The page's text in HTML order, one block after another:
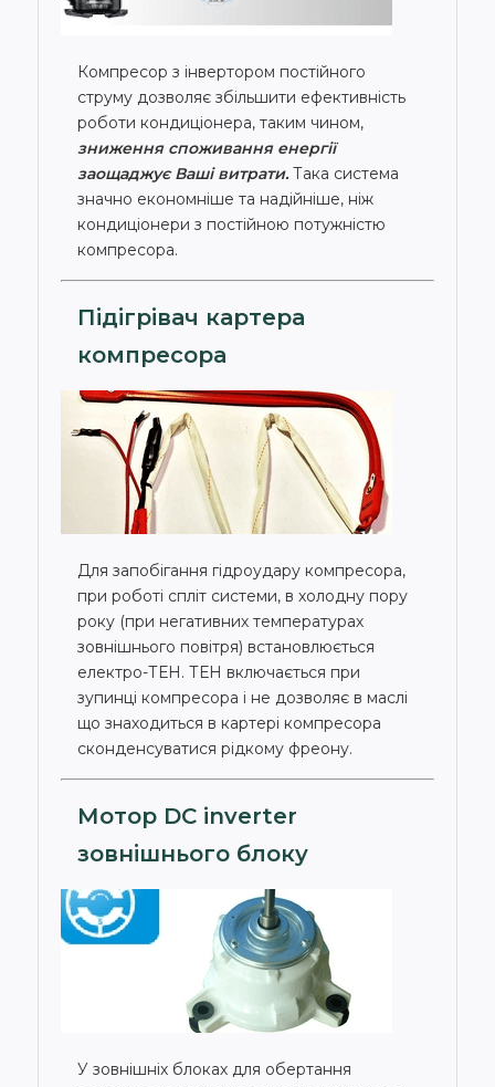
Компресор з інвертором постійного
струму дозволяє збільшити ефективність
роботи кондиціонера, таким чином,
зниження споживання енергії
заощаджує Ваші витрати.Така система
значно економніше та надійніше, ніж
кондиціонери з постійною потужністю
компресора.
Підігрівач картера
компресора
Для запобігання гідроудару компресора,
при роботі спліт системи, в холодну пору
року (при негативних температурах
зовнішнього повітря) встановлюється
електро-ТЕН. ТЕН включається при
зупинці компресора і не дозволяє в маслі
що знаходиться в картері компресора
сконденсуватися рідкому фреону.
Мотор DC inverter
зовнішнього блоку
У зовнішніх блоках для обертання